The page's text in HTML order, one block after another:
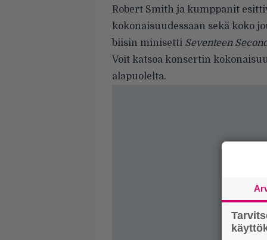
Robert Smith ja kumppanit
kokonaisuudessaan sekä koko
biisin minisetti Seventeen
Voit katsoa konsertin
alapuolelta.